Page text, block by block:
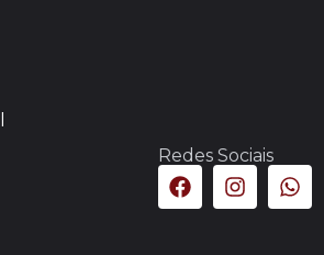
Redes Sociais